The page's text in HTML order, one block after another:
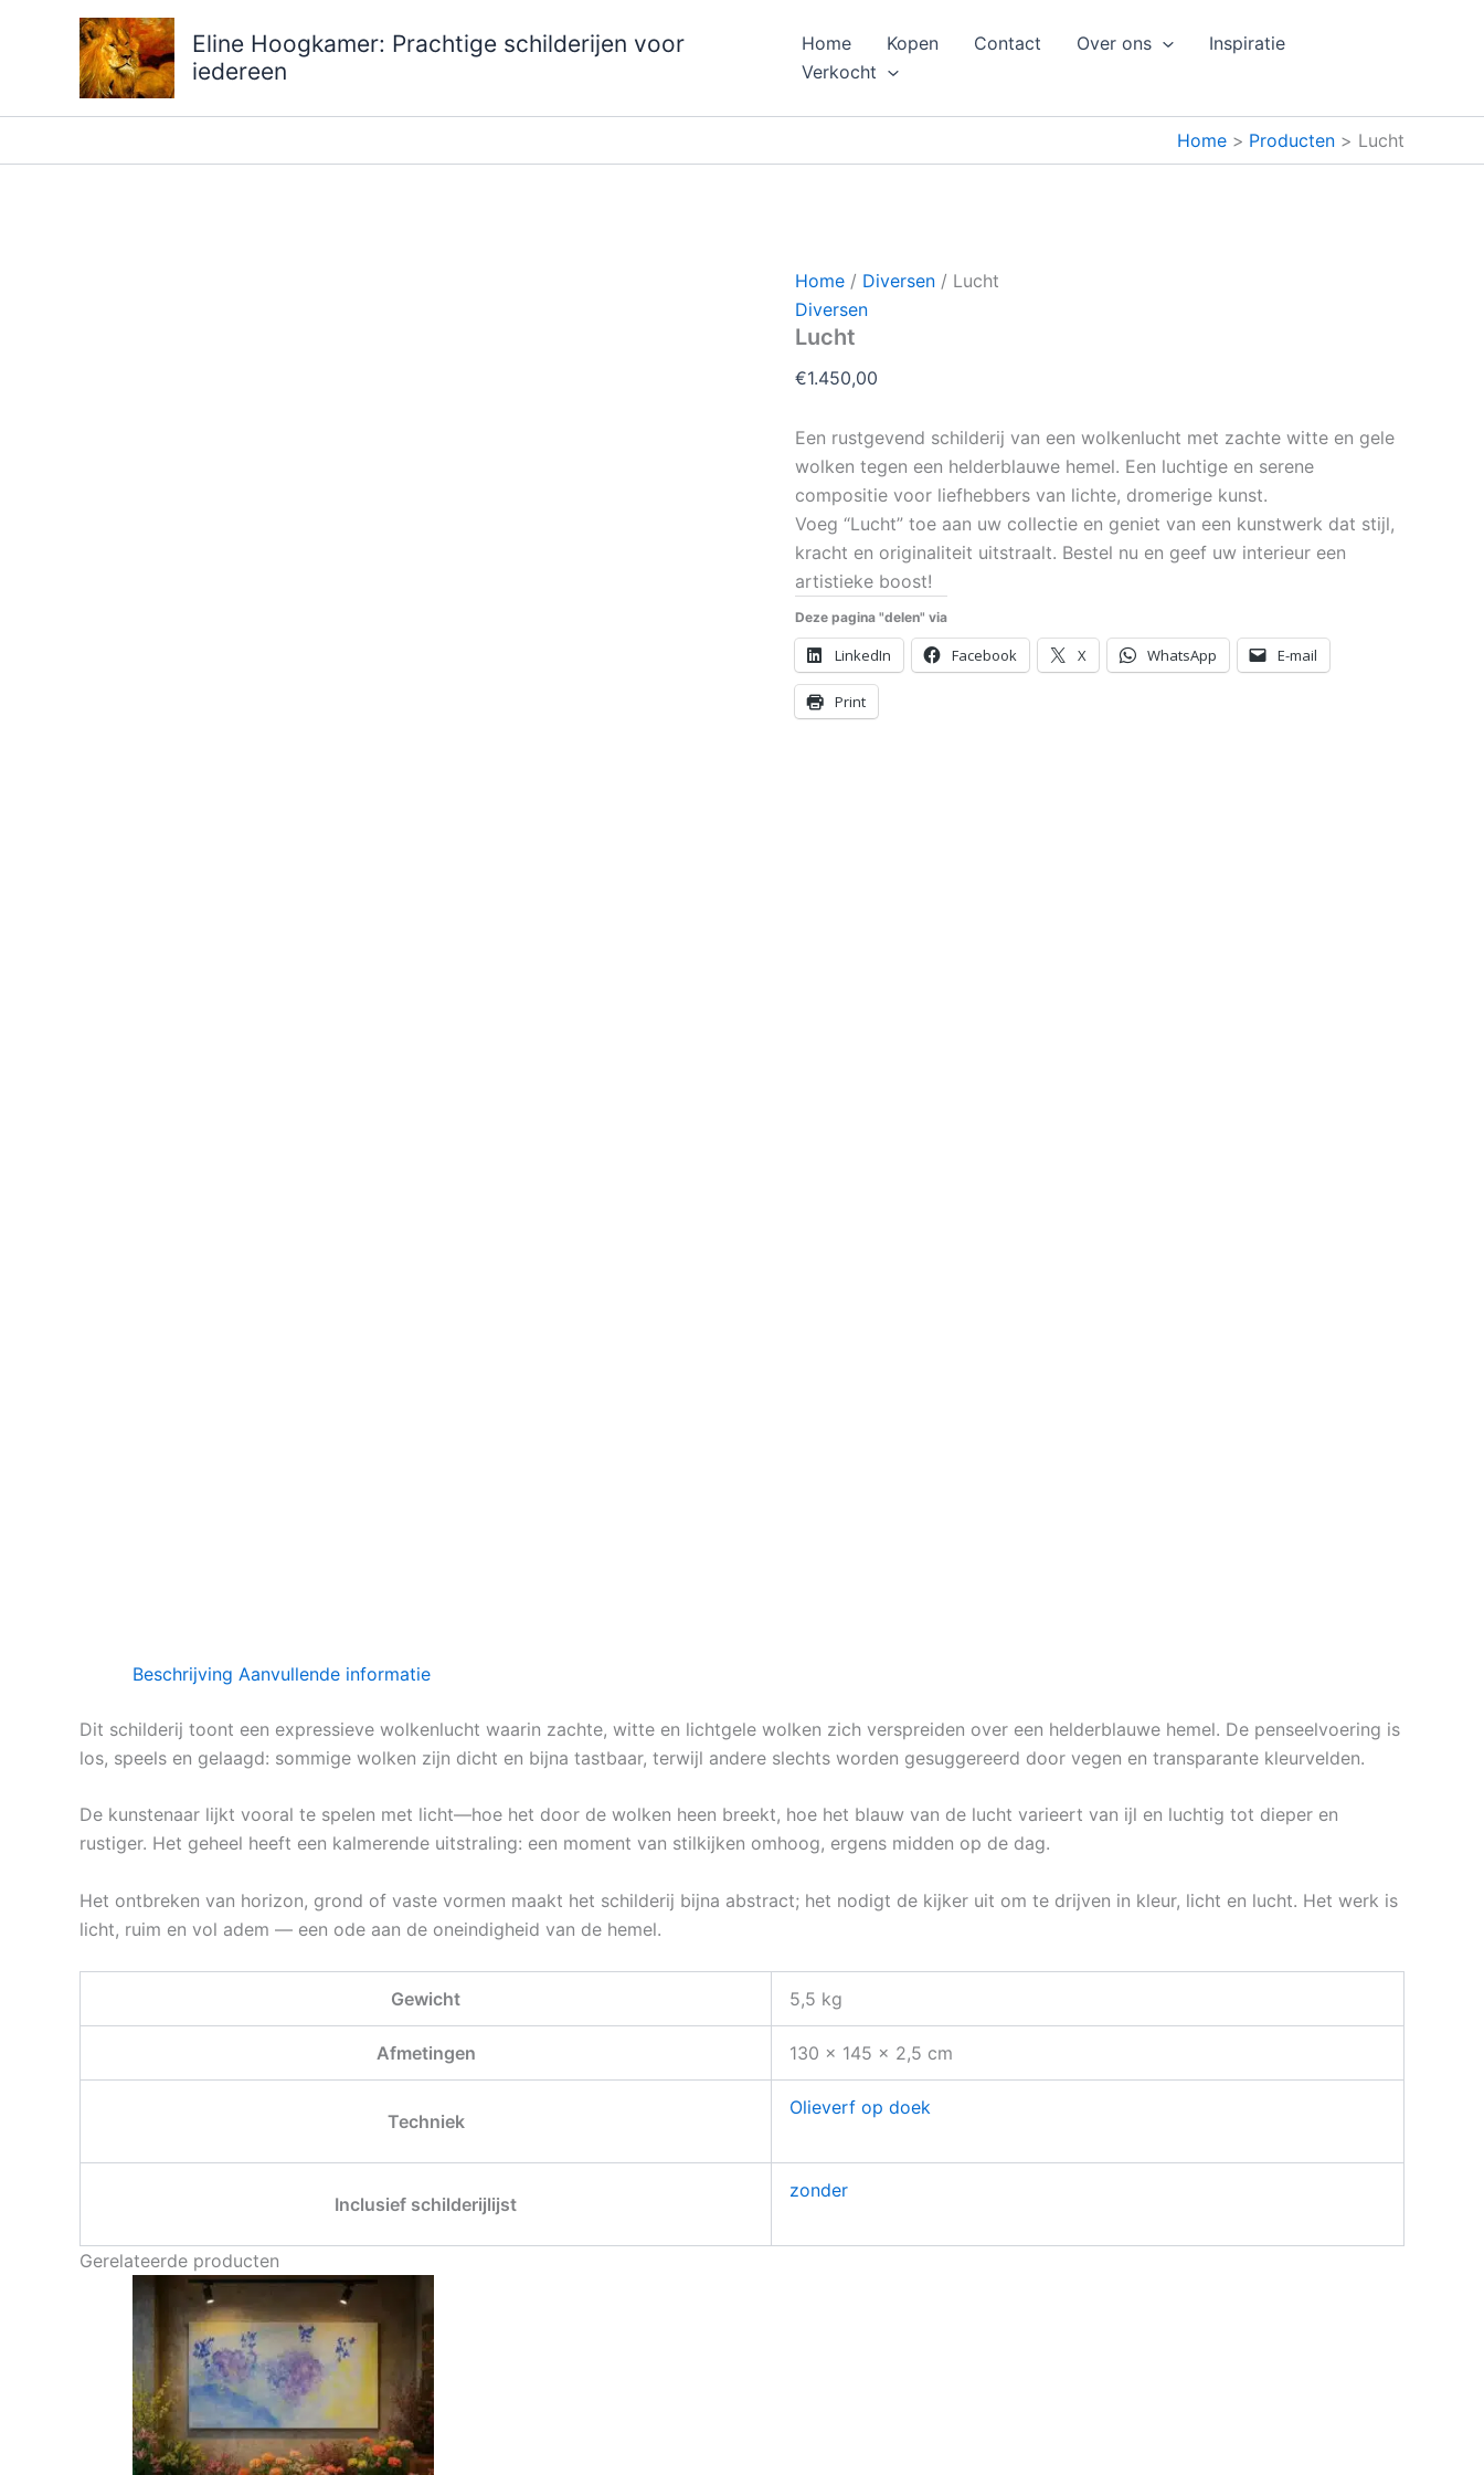
Eline Hoogkamer: Prachtige schilderijen voor
iedereen
Home Kopen Contact Over ons
Inspiratie
Verkocht
Home Producten Lucht
Home / Diversen / Lucht
Diversen
Lucht
€1.450,00
Een rustgevend schilderij van een wolkenlucht met zachte witte en gele
wolken tegen een helderblauwe hemel. Een luchtige en serene
compositie voor liefhebbers van lichte, dromerige kunst.
Voeg “Lucht” toe aan uw collectie en geniet van een kunstwerk dat stijl,
kracht en originaliteit uitstraalt. Bestel nu en geef uw interieur een
artistieke boost!
Deze pagina "delen" via
LinkedIn Facebook X WhatsApp E-mail
Print
Beschrijving Aanvullende informatie
Dit schilderij toont een expressieve wolkenlucht waarin zachte, witte en lichtgele wolken zich verspreiden over een helderblauwe hemel. De penseelvoering is
los, speels en gelaagd: sommige wolken zijn dicht en bijna tastbaar, terwijl andere slechts worden gesuggereerd door vegen en transparante kleurvelden.
De kunstenaar lijkt vooral te spelen met licht—hoe het door de wolken heen breekt, hoe het blauw van de lucht varieert van ijl en luchtig tot dieper en
rustiger. Het geheel heeft een kalmerende uitstraling: een moment van stilkijken omhoog, ergens midden op de dag.
Het ontbreken van horizon, grond of vaste vormen maakt het schilderij bijna abstract; het nodigt de kijker uit om te drijven in kleur, licht en lucht. Het werk is
licht, ruim en vol adem — een ode aan de oneindigheid van de hemel.
Gewicht 5,5 kg
Afmetingen 130 × 145 × 2,5 cm
Techniek
Olieverf op doek
Inclusief schilderijlijst
zonder
Gerelateerde producten